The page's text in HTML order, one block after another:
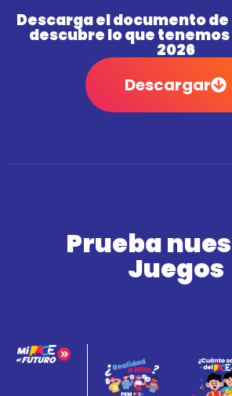
Descarga el documento
descubre lo que
2026
Descargar
Prueba
Juegos